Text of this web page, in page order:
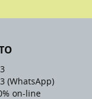
(WhatsApp)
on-line